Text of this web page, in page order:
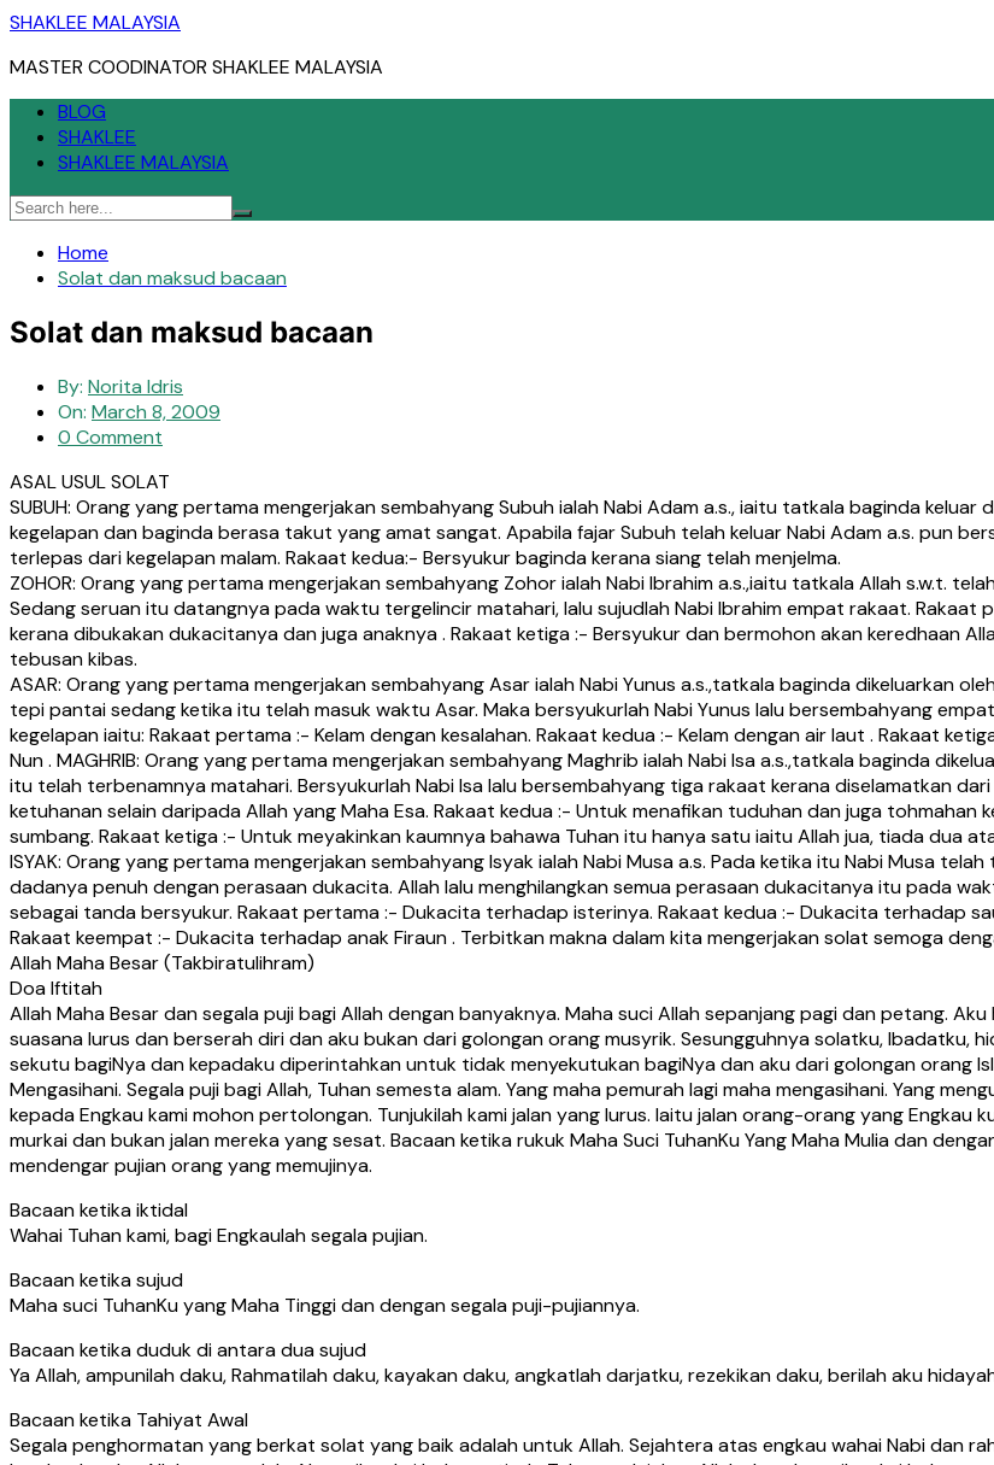
Skip
content
SHAKLEE MALAYSIA
MASTER COODINATOR SHAKLEE MALAYSIA
BLOG
SHAKLEE
SHAKLEE MALAYSIA
Home
Solat dan maksud bacaan
Solat dan maksud bacaan
By: Norita Idris
On: March 8, 2009
0 Comment
ASAL USUL SOLAT
SUBUH: Orang yang pertama mengerjakan sembahyang Subuh ialah Nabi Adam a.s., iaitu tatkala baginda
kegelapan dan baginda berasa takut yang amat sangat. Apabila fajar Subuh telah keluar Nabi Adam a.s. pun
terlepas dari kegelapan malam. Rakaat kedua:- Bersyukur baginda kerana siang telah menjelma.
ZOHOR: Orang yang pertama mengerjakan sembahyang Zohor ialah Nabi Ibrahim a.s.,iaitu tatkala Allah s.w.t.
Sedang seruan itu datangnya pada waktu tergelincir matahari, lalu sujudlah Nabi Ibrahim empat rakaat. Rakaat
kerana dibukakan dukacitanya dan juga anaknya . Rakaat ketiga :- Bersyukur dan bermohon akan keredhaan
tebusan kibas.
ASAR: Orang yang pertama mengerjakan sembahyang Asar ialah Nabi Yunus a.s.,tatkala baginda dikeluarkan
tepi pantai sedang ketika itu telah masuk waktu Asar. Maka bersyukurlah Nabi Yunus lalu bersembahyang
kegelapan iaitu: Rakaat pertama :- Kelam dengan kesalahan. Rakaat kedua :- Kelam dengan air laut . Rakaat
Nun . MAGHRIB: Orang yang pertama mengerjakan sembahyang Maghrib ialah Nabi Isa a.s.,tatkala baginda
itu telah terbenamnya matahari. Bersyukurlah Nabi Isa lalu bersembahyang tiga rakaat kerana diselamatkan
ketuhanan selain daripada Allah yang Maha Esa. Rakaat kedua :- Untuk menafikan tuduhan dan juga
sumbang. Rakaat ketiga :- Untuk meyakinkan kaumnya bahawa Tuhan itu hanya satu iaitu Allah jua, tiada dua
ISYAK: Orang yang pertama mengerjakan sembahyang Isyak ialah Nabi Musa a.s. Pada ketika itu Nabi Musa
dadanya penuh dengan perasaan dukacita. Allah lalu menghilangkan semua perasaan dukacitanya itu pada
sebagai tanda bersyukur. Rakaat pertama :- Dukacita terhadap isterinya. Rakaat kedua :- Dukacita terhadap
Rakaat keempat :- Dukacita terhadap anak Firaun . Terbitkan makna dalam kita mengerjakan solat semoga
Allah Maha Besar (Takbiratulihram)
Doa Iftitah
Allah Maha Besar dan segala puji bagi Allah dengan banyaknya. Maha suci Allah sepanjang pagi dan petang.
suasana lurus dan berserah diri dan aku bukan dari golongan orang musyrik. Sesungguhnya solatku, Ibadatku,
sekutu bagiNya dan kepadaku diperintahkan untuk tidak menyekutukan bagiNya dan aku dari golongan orang
Mengasihani. Segala puji bagi Allah, Tuhan semesta alam. Yang maha pemurah lagi maha mengasihani. Yang
kepada Engkau kami mohon pertolongan. Tunjukilah kami jalan yang lurus. Iaitu jalan orang-orang yang Engkau
murkai dan bukan jalan mereka yang sesat. Bacaan ketika rukuk Maha Suci TuhanKu Yang Maha Mulia dan
mendengar pujian orang yang memujinya.
Bacaan ketika iktidal
Wahai Tuhan kami, bagi Engkaulah segala pujian.
Bacaan ketika sujud
Maha suci TuhanKu yang Maha Tinggi dan dengan segala puji-pujiannya.
Bacaan ketika duduk di antara dua sujud
Ya Allah, ampunilah daku, Rahmatilah daku, kayakan daku, angkatlah darjatku, rezekikan daku, berilah aku
Bacaan ketika Tahiyat Awal
Segala penghormatan yang berkat solat yang baik adalah untuk Allah. Sejahtera atas engkau wahai Nabi dan